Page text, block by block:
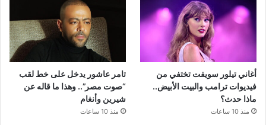
أغاني تيلور سويفت تختفي من
فيديوات ترامب والبيت الأبيض..
ماذا حدث؟
منذ 10 ساعات
تامر عاشور يدخل على خط لقب
“صوت مصر”.. وهذا ما قاله عن
شيرين وأنغام
منذ 10 ساعات